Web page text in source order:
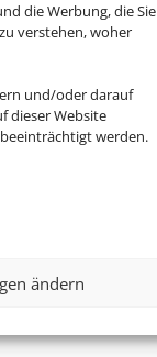
die Werbung, die Sie
verstehen, woher
und/oder darauf
dieser Website
werden.
ändern